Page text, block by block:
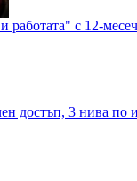
с 12-
достъп, 3 нива по